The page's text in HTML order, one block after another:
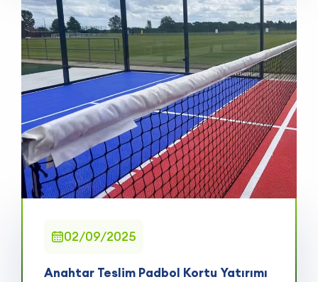
02/09/2025
Anahtar Teslim Padbol Kortu Yatırımı